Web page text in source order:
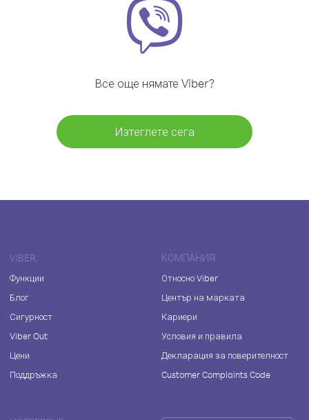
Все още нямате Viber?
Изтеглете сега
VIBER
Функции
Блог
Сигурност
Viber Out
Цени
Поддръжка
КОМПАНИЯ
Относно Viber
Център на марката
Кариери
Условия и правила
Декларация за поверителност
Customer Complaints Code